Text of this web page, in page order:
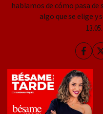
hablamos de cómo pasa
algo que se elige y